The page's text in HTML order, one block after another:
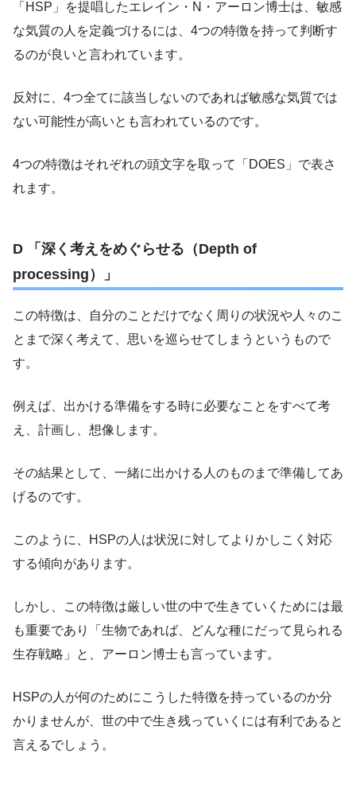
「HSP」を提唱したエレイン・N・アーロン博士は、敏感
な気質の人を定義づけるには、4つの特徴を持って判断す
るのが良いと言われています。
反対に、4つ全てに該当しないのであれば敏感な気質では
ない可能性が高いとも言われているのです。
4つの特徴はそれぞれの頭文字を取って「DOES」で表さ
れます。
D 「深く考えをめぐらせる（Depth of
processing）」
この特徴は、自分のことだけでなく周りの状況や人々のこ
とまで深く考えて、思いを巡らせてしまうというもので
す。
例えば、出かける準備をする時に必要なことをすべて考
え、計画し、想像します。
その結果として、一緒に出かける人のものまで準備してあ
げるのです。
このように、HSPの人は状況に対してよりかしこく対応
する傾向があります。
しかし、この特徴は厳しい世の中で生きていくためには最
も重要であり「生物であれば、どんな種にだって見られる
生存戦略」と、アーロン博士も言っています。
HSPの人が何のためにこうした特徴を持っているのか分
かりませんが、世の中で生き残っていくには有利であると
言えるでしょう。